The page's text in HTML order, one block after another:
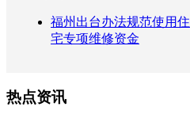
福州出台办法规范使用住
宅专项维修资金
热点资讯